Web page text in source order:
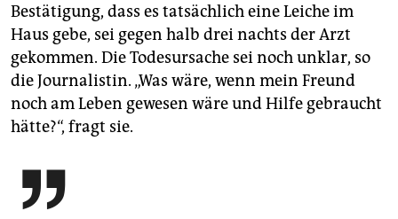
Bestätigung, dass es tatsächlich eine Leiche im
Haus gebe, sei gegen halb drei nachts der Arzt
gekommen. Die Todesursache sei noch unklar, so
die Journalistin. „Was wäre, wenn mein Freund
noch am Leben gewesen wäre und Hilfe gebraucht
hätte?“, fragt sie.
